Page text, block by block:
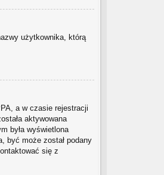
użytkownika, którą
a w czasie rejestracji
aktywowana
była wyświetlona
być może został podany
się z